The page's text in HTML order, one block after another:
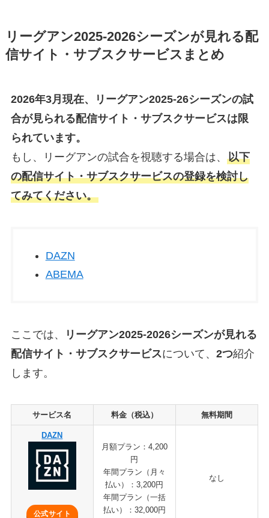
リーグアン2025-2026シーズンが見れる配
信サイト・サブスクサービスまとめ
2026年3月現在、リーグアン2025-26シーズンの試
合が見られる配信サイト・サブスクサービスは限
られています。
もし、リーグアンの試合を視聴する場合は、 以下
の配信サイト・サブスクサービスの登録を検討し
てみてください。
DAZN
ABEMA
ここでは、
リーグアン2025-2026シーズンが見れる
配信サイト・サブスクサービスについて、 2つ紹介
します。
サービス名 料金（税込） 無料期間
DAZN
公式サイト
月額プラン：4,200
円
年間プラン（月々
払い）：3,200円
年間プラン（一括
払い）：32,000円
なし